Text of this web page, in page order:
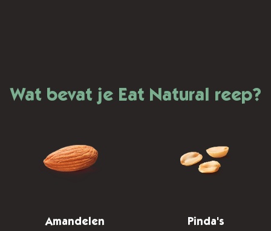
Wat bevat je Eat Natural reep?
Amandelen Pinda's